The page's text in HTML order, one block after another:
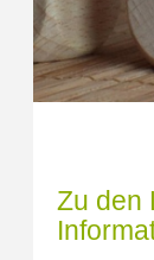
Zu den